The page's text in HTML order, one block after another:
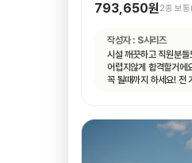
793,650원2종 보
작성자 : S시리즈
시설 깨끗하고 직원분
어렵지않게 합격할거에
꼭 될때까지 하세요! 전